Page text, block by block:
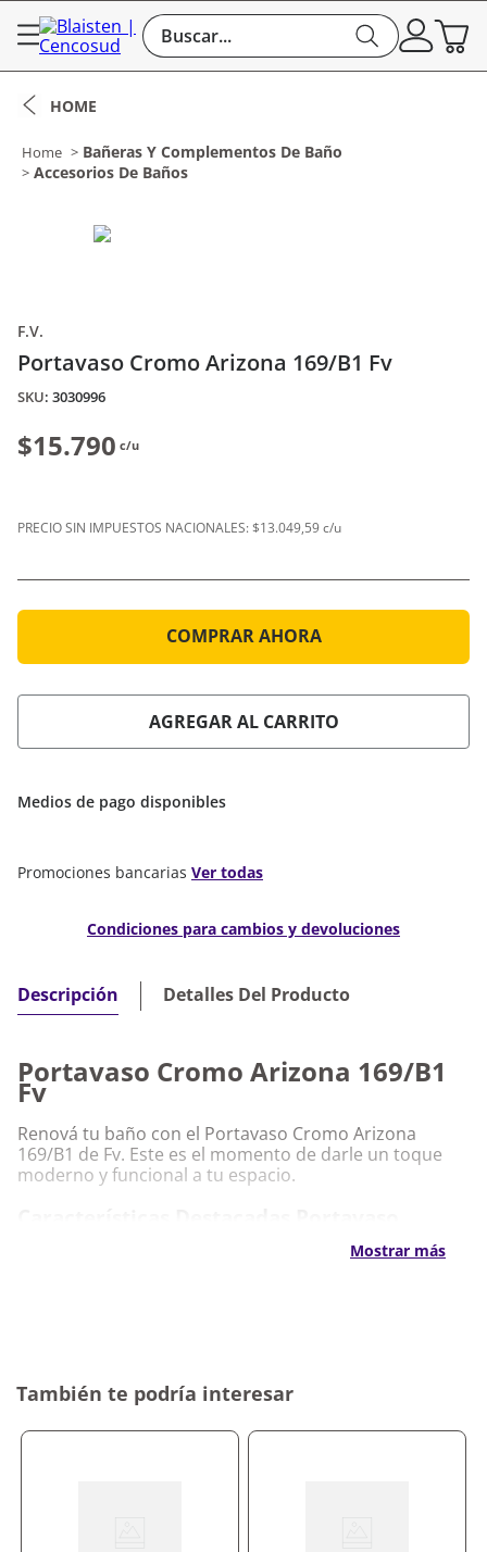
Buscar...
Bañeras Y Complementos De Baño
Accesorios De Baños
F.V.
Portavaso Cromo Arizona 169/B1 Fv
: 3030996
$15.790 c/u
PRECIO SIN IMPUESTOS NACIONALES:$13.049,59 c/u
COMPRAR AHORA
AGREGAR AL CARRITO
Medios de pago disponibles
Promociones bancarias Ver todas
Condiciones para cambios y devoluciones
Descripción Detalles Del Producto
Portavaso Cromo Arizona 169/B1
Fv
Renová tu baño con el Portavaso Cromo Arizona
169/B1 de Fv. Este es el momento de darle un toque
moderno y funcional a tu espacio.
Por qué nos gusta Portavaso Cromo Arizona
169/B1 Fv
Nos encanta por su capacidad de combinar estilo y
Mostrar más
También te podría interesar